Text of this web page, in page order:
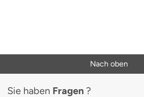
Nach oben
Sie haben Fragen ?